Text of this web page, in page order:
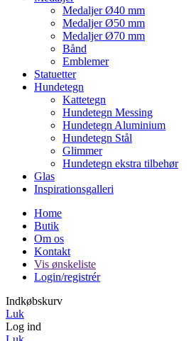
Medaljer Ø40 mm
Medaljer Ø50 mm
Medaljer Ø70 mm
Bånd
Emblemer
Statuetter
Hundetegn
Kattetegn
Hundetegn Messing
Hundetegn Aluminium
Hundetegn Stål
Glimmer
Hundetegn ekstra tilbehør
Glas
Inspirationsgalleri
Home
Butik
Om os
Kontakt
Vis ønskeliste
Login/registrér
Indkøbskurv
Luk
Log ind